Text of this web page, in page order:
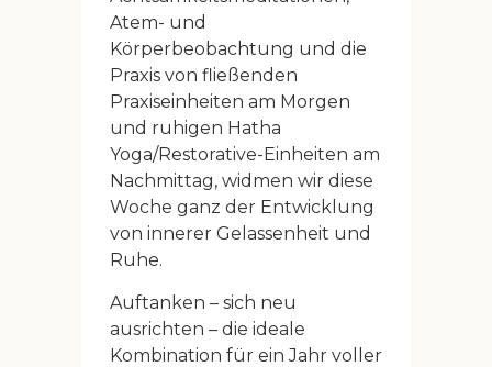
Atem- und
Körperbeobachtung und die
Praxis von fließenden
Praxiseinheiten am Morgen
und ruhigen Hatha
Yoga/Restorative-Einheiten am
Nachmittag, widmen wir diese
Woche ganz der Entwicklung
von innerer Gelassenheit und
Ruhe.
Auftanken – sich neu
ausrichten – die ideale
Kombination für ein Jahr voller